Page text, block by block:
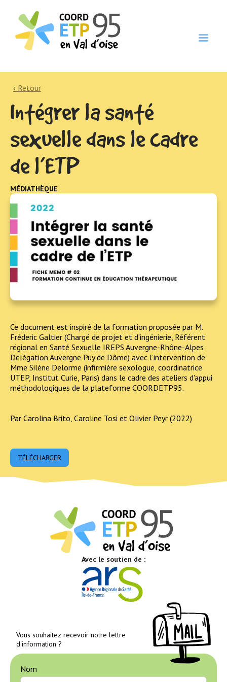
‹ Retour
Intégrer la santé
sexuelle dans le cadre
de l’ETP
MÉDIATHÈQUE
Ce document est inspiré de la formation proposée par M.
Fréderic Galtier (Chargé de projet et d’ingénierie, Référent
régional en Santé Sexuelle IREPS Auvergne-Rhône-Alpes
Délégation Auvergne Puy de Dôme) avec l’intervention de
Mme Silène Delorme (infirmière sexologue, coordinatrice
UTEP, Institut Curie, Paris) dans le cadre des ateliers d'appui
méthodologiques de la plateforme COORDETP95.
Par Carolina Brito, Caroline Tosi et Olivier Peyr (2022)
TÉLÉCHARGER
Avec le soutien de :
Vous souhaitez recevoir notre lettre
d'information ?
Nom